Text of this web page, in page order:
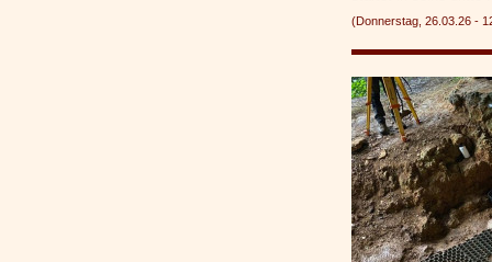
(Donnerstag, 26.03.26 -